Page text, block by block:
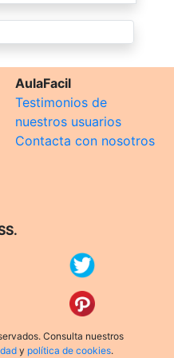
AulaFacil
Testimonios de
nuestros usuarios
Contacta con nosotros
Consulta nuestros
y política de cookies.